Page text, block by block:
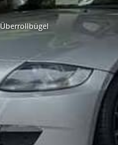
Überrollbügel